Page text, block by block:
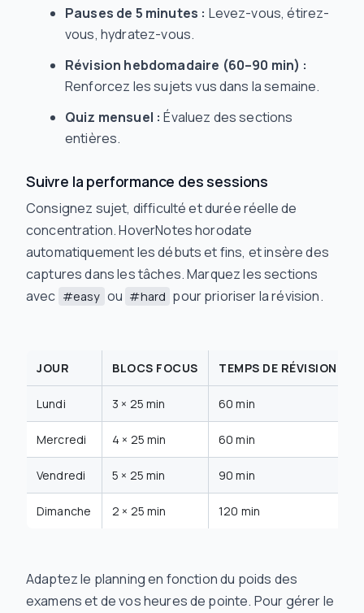
Pauses de 5 minutes : Levez-vous, étirez-
vous, hydratez-vous.
Révision hebdomadaire (60–90 min) :
Renforcez les sujets vus dans la semaine.
Quiz mensuel : Évaluez des sections
entières.
Suivre la performance des sessions
Consignez sujet, difficulté et durée réelle de
concentration. HoverNotes horodate
automatiquement les débuts et fins, et insère des
captures dans les tâches. Marquez les sections
avec #easy ou #hard pour prioriser la révision.
JOUR BLOCS FOCUS TEMPS DE RÉVISION
Lundi 3 × 25 min 60 min
Mercredi 4 × 25 min 60 min
Vendredi 5 × 25 min 90 min
Dimanche 2 × 25 min 120 min
Adaptez le planning en fonction du poids des
examens et de vos heures de pointe. Pour gérer le